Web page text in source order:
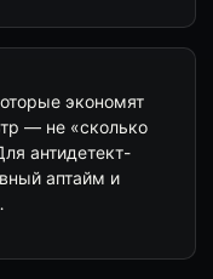
экономят
— не «сколько
антидетект-
аптайм и